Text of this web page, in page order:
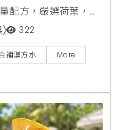
配方，嚴選荷葉，薏
爽。產品於2026年8
，每箱24入售價
) 322
補漢方水 More